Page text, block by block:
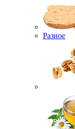
Разное